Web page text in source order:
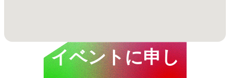
イベントに申し